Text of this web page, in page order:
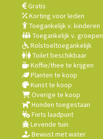
Gratis
Korting voor leden
Toegankelijk v. kinderen
Toegankelijk v. groepen
Rolstoeltoegankelijk
Toilet beschikbaar
Koffie/thee te krijgen
Planten te koop
Kunst te koop
Overige te koop
Honden toegestaan
Fiets laadpunt
Levende tuin
Bewust met water